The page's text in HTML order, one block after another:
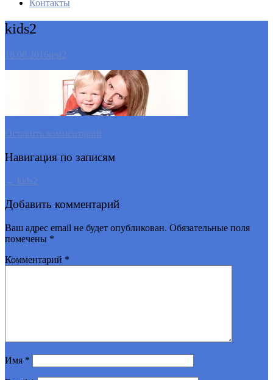
Контакты
kids2
18.08.2016test2
Оставить комментарий
Навигация по записям
← kids2
Добавить комментарий
Ваш адрес email не будет опубликован. Обязательные поля
помечены *
Комментарий *
Имя *